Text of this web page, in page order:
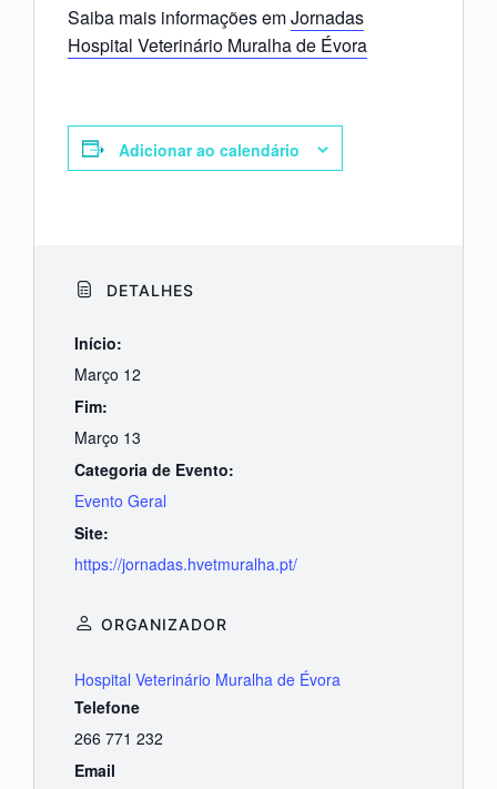
Saiba mais informações emJornadas
Hospital Veterinário Muralha de Évora
Adicionar ao calendário
DETALHES
Início:
Março 12
Fim:
Março 13
Categoria de Evento:
Evento Geral
Site:
https://jornadas.hvetmuralha.pt/
ORGANIZADOR
Hospital Veterinário Muralha de Évora
Telefone
266 771 232
Email